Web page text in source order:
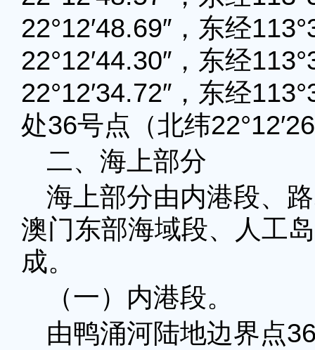
22°12′48.69″，东经
22°12′44.30″，东经
22°12′34.72″，东经
处36号点（北纬
二、海上部分
海上部分由内港段、
澳门东部海域段、人工
成。
（一）内港段。
由鸭涌河陆地边界点